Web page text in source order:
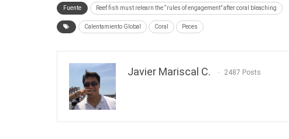
Fuente Reef fish must relearn the “rules of engagement” after coral bleaching
Calentamiento Global Coral Peces
Javier Mariscal C. 2487 Posts